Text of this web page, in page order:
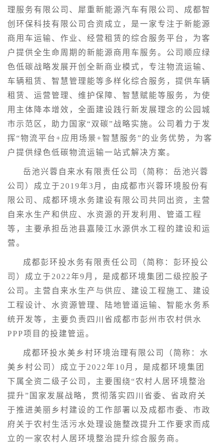
理服务有限公司、犀重新能源汽车有限公司、成都智
创环保科技有限公司合资成立，是一家专注于新能源
商用车运输、作业、经营租赁的综合服务平台，为客
户提供全生命周期的新能源商用车服务。公司顺应绿
色低碳战略发展开创全新商业模式，专注物流运输、
车辆租赁、智慧管理能等多样化综合服务，提供车辆
租赁、运营管理、维护保障、智慧赋能等服务，为使
用主体降本增效，全面建设践行新发展理念的公园城
市示范区，助力国家“双碳”战略实施。公司着力于发
挥“物流平台+应用场景+智慧服务”的业务优势，为客
户提供绿色低碳物流运输一站式解决方案。
岳池兴蓉自来水有限责任公司（简称：岳池兴蓉
公司）成立于2019年3月，由成都市兴蓉环境股份有
限公司、成都环境水务建设有限公司共同出资，主营
自来水生产和供应、水资源的开发利用、管道工程
等，主要承担岳池县嘉陵江水源供水工程的建设和运
营。
成都彭环投水务有限责任公司（简称：彭环投公
司）成立于2022年9月，是成都环境集团二级控股子
公司。主营自来水生产与供应、建设工程施工、建设
工程设计、水资源管理、陆地管道运输、智能水务系
统开发等，主要负责四川省成都市彭州市农村供水
PPP项目的投建管运。
成都环投水美乡村环境治理有限公司（简称：水
美乡村公司）成立于2022年10月，是成都环境集团
下属全资二级子公司，主要围绕“农村人居环境整治
提升”国家发展战略，贯彻落实四川省委、省政府关
于推进美丽乡村建设的工作部署以及成都市委、市政
府关于农村生活污水处理设施整改提升工作要求而成
立的一家农村人居环境整治提升综合服务商。